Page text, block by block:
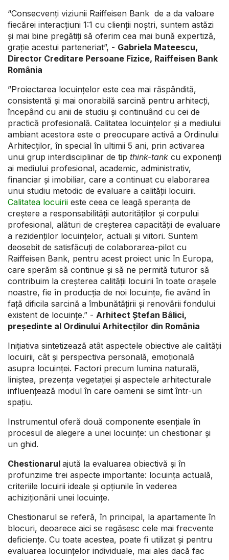
“Consecvenți viziunii Raiffeisen Bank de a da valoare
fiecărei interacțiuni 1:1 cu clienții noștri, suntem astăzi
și mai bine pregătiți să oferim cea mai bună expertiză,
grație acestui parteneriat”, - Gabriela Mateescu,
Director Creditare Persoane Fizice, Raiffeisen Bank
România
”Proiectarea locuințelor este cea mai răspândită,
consistentă și mai onorabilă sarcină pentru arhitecți,
începând cu anii de studiu și continuând cu cei de
practică profesională. Calitatea locuințelor și a mediului
ambiant acestora este o preocupare activă a Ordinului
Arhitecților, în special în ultimii 5 ani, prin activarea
unui grup interdisciplinar de tip think-tank cu exponenți
ai mediului profesional, academic, administrativ,
financiar și imobiliar, care a continuat cu elaborarea
unui studiu metodic de evaluare a calității locuirii.
Calitatea locuirii este ceea ce leagă speranța de
creștere a responsabilității autorităților și corpului
profesional, alături de creșterea capacității de evaluare
a rezidenților locuințelor, actuali și viitori. Suntem
deosebit de satisfăcuți de colaborarea-pilot cu
Raiffeisen Bank, pentru acest proiect unic în Europa,
care sperăm să continue și să ne permită tuturor să
contribuim la creșterea calității locuirii în toate orașele
noastre, fie în producția de noi locuințe, fie având în
față dificila sarcină a îmbunătățirii și renovării fondului
existent de locuințe.” - Arhitect Ștefan Bâlici,
președinte al Ordinului Arhitecților din România
Inițiativa sintetizează atât aspectele obiective ale calității
locuirii, cât și perspectiva personală, emoțională
asupra locuinței. Factori precum lumina naturală,
liniștea, prezența vegetației și aspectele arhitecturale
influențează modul în care oamenii se simt într-un
spațiu.
Instrumentul oferă două componente esențiale în
procesul de alegere a unei locuințe: un chestionar și
un ghid.
Chestionarul ajută la evaluarea obiectivă și în
profunzime trei aspecte importante: locuința actuală,
criteriile locuirii ideale și opțiunile în vederea
achiziționării unei locuințe.
Chestionarul se referă, în principal, la apartamente în
blocuri, deoarece aici se regăsesc cele mai frecvente
deficiențe. Cu toate acestea, poate fi utilizat și pentru
evaluarea locuințelor individuale, mai ales dacă fac